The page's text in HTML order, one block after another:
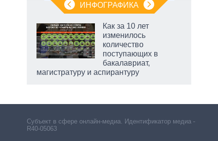
ИНФОГРАФИКА
Как за 10 лет
изменилось
количество
поступающих в
бакалавриат,
магистратуру и аспирантуру
Субъект в сфере онлайн-медиа. Идентификатор медиа –
R40-05063